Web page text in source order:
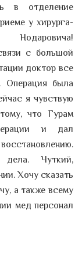
в отделение
у хирурга-
Нодаровича!
с большой
доктор все
Операция была
я чувствую
что Гурам
и дал
Чуткий,
Хочу сказать
а также всему
мед персонал